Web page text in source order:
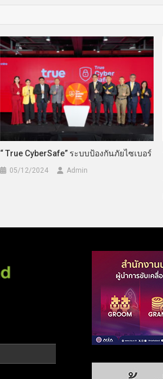
“ True CyberSafe” ระบบป้องกันภัยไซเบอร์
05/12/2024 Admin